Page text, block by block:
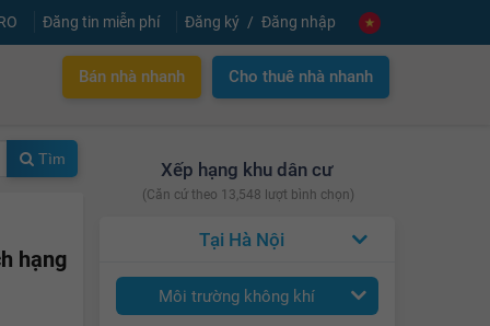
Đăng tin miễn phí Đăng ký Đăng nhập
Bán nhà nhanh Cho thuê nhà nhanh
Xếp hạng khu dân cư
(Căn cứ theo 13,548 lượt bình chọn)
Hà Nội
Môi trường không khí
Tìm
hạng